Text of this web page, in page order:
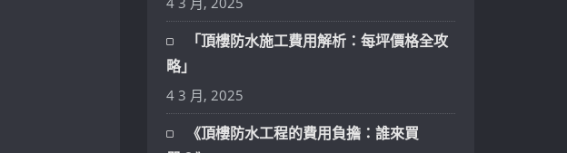
「頂樓防水施工費用解析：每坪價格全攻
略」
4 3 月, 2025
《頂樓防水工程的費用負擔：誰來買